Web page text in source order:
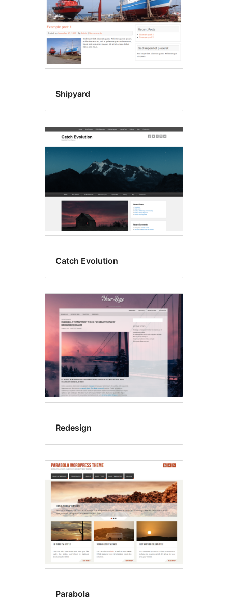
Shipyard
Catch Evolution
Redesign
Parabola